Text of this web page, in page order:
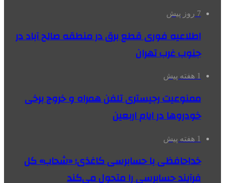
7 روز پیش
اطلاعیه فوری قطع برق در منطقه صالح آباد در
جنوب غرب تهران
1 هفته پیش
ممنوعیت رجیستری تلفن همراه و خروج برخی
خودروها در ایام اربعین
1 هفته پیش
خداحافظی با حسابرسی کاغذی؛ «شحاب» کل
فرآیند حسابرسی را متحول می‌کند